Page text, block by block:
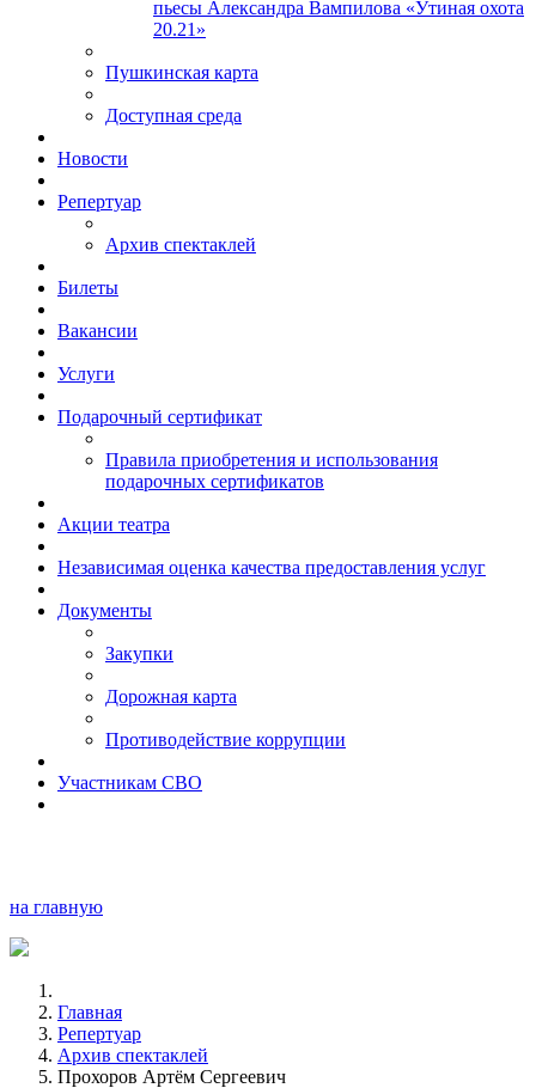
пьесы Александра Вампилова «Утиная охота
20.21»
Пушкинская карта
Доступная среда
Новости
Репертуар
Архив спектаклей
Билеты
Вакансии
Услуги
Подарочный сертификат
Правила приобретения и использования
подарочных сертификатов
Акции театра
Независимая оценка качества предоставления услуг
Документы
Закупки
Дорожная карта
Противодействие коррупции
Участникам СВО
на главную
Главная
Репертуар
Архив спектаклей
Прохоров Артём Сергеевич